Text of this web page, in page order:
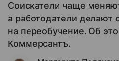
Соискатели чаще
а работодатели делают
на переобучение. Об
Коммерсантъ.